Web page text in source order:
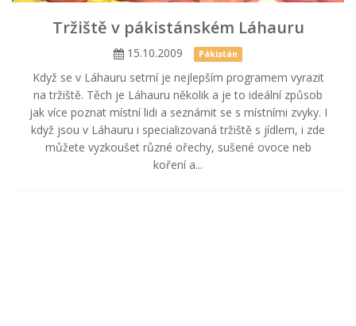
Tržiště v pákistánském Láhauru
15.10.2009 Pákistán
Když se v Láhauru setmí je nejlepším programem vyrazit
na tržiště. Těch je Láhauru několik a je to ideální způsob
jak více poznat místní lidi a seznámit se s místními zvyky. I
když jsou v Láhauru i specializovaná tržiště s jídlem, i zde
můžete vyzkoušet různé ořechy, sušené ovoce neb
koření a...